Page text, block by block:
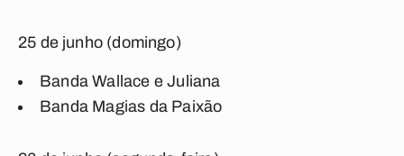
25 de junho (domingo)
Banda Wallace e Juliana
Banda Magias da Paixão